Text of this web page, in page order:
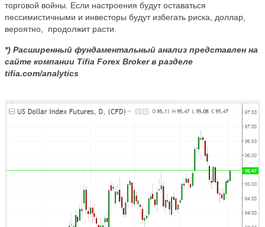
торговой войны. Если настроения будут оставаться
пессимистичными и инвесторы будут избегать риска, доллар,
вероятно,
продолжит расти.
*) Расширенный фундаментальный анализ представлен на
сайте компании Tifia Forex Brokerв разделе
tifia.com/analytics